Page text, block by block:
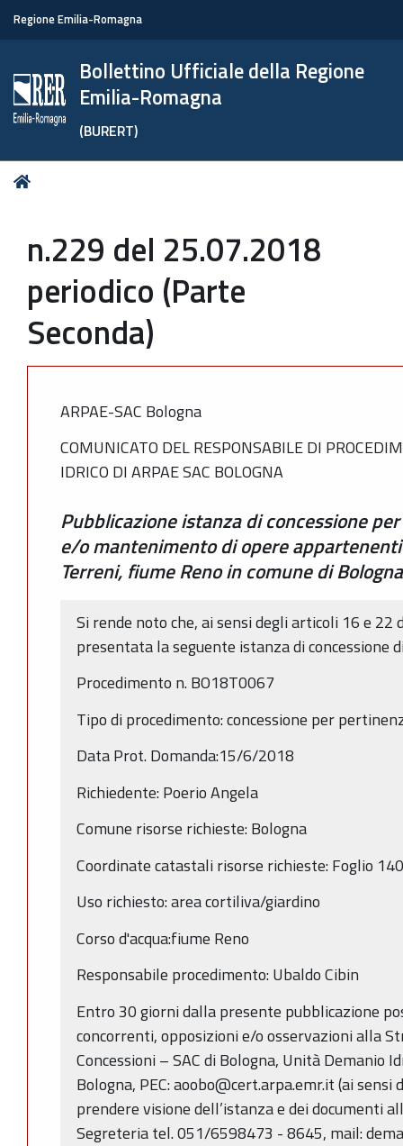
Regione Emilia-Romagna
Bollettino Ufficiale della Regione
Emilia-Romagna
(BURERT)
Tu
n.229 del 25.07.2018
periodico (Parte
Seconda)
ARPAE-SAC Bologna
COMUNICATO DEL RESPONSABILE DI
IDRICO DI ARPAE SAC BOLOGNA
Pubblicazione istanza di concessione
e/o mantenimento di opere
Terreni, fiume Reno in comune di Bologna
Si rende noto che, ai sensi degli articoli 16 e 22
presentata la seguente istanza di concessione
Procedimento n. BO18T0067
Tipo di procedimento: concessione per
Data Prot. Domanda:15/6/2018
Richiedente: Poerio Angela
Comune risorse richieste: Bologna
Coordinate catastali risorse richieste: Foglio
Uso richiesto: area cortiliva/giardino
Corso d'acqua:fiume Reno
Responsabile procedimento: Ubaldo Cibin
Entro 30 giorni dalla presente pubblicazione
concorrenti, opposizioni e/o osservazioni alla
Concessioni – SAC di Bologna, Unità Demanio
Bologna, PEC: aoobo@cert.arpa.emr.it (ai
prendere visione dell’istanza e dei documenti
Segreteria tel. 051/6598473 - 8645, mail: